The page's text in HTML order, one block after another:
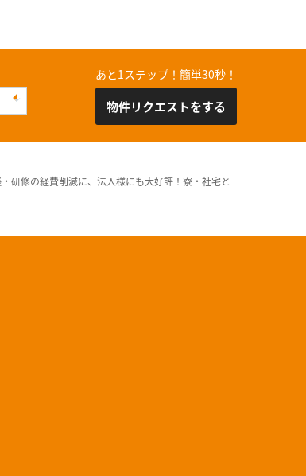
あと1ステップ！簡単30秒！
物件リクエストをする
研修の経費削減に、法人様にも大好評！寮・社宅と